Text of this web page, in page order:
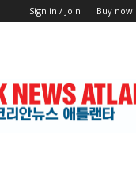
Sign in / Join Buy now!